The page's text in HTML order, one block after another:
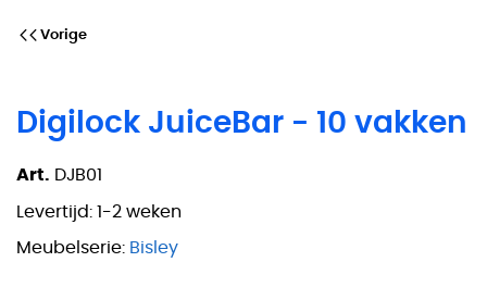
Digilock JuiceBar - 10 vakken
Art. DJB01
Levertijd: 1-2 weken
Meubelserie: Bisley
Vorige